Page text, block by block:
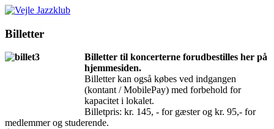
Billetter
Billetter til koncerterne forudbestilles her på
hjemmesiden.
Billetter kan også købes ved indgangen
(kontant / MobilePay) med forbehold for
kapacitet i lokalet.
Billetpris: kr. 145, - for gæster og kr. 95,- for
medlemmer og studerende.